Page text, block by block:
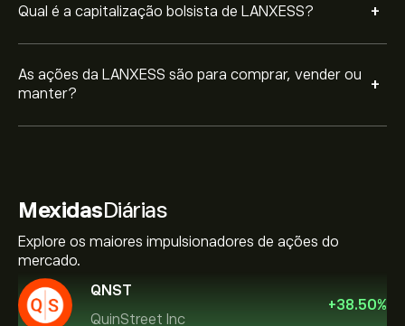
Qual é a capitalização bolsista de LANXESS? +
As ações da LANXESS são para comprar, vender ou
manter?
+
MexidasDiárias
Explore os maiores impulsionadores de ações do
mercado.
QNST
QuinStreet Inc
+38.50%